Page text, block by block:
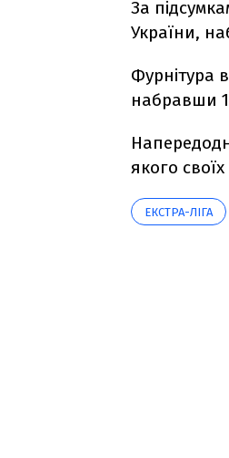
За
України,
Фурнітура
набравши
якого
ЕКСТРА-ЛІГА